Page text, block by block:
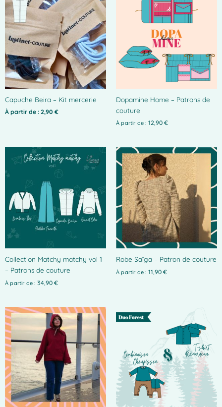
Capuche Beira – Kit mercerie
À partir de : 2,90 €
Dopamine Home – Patrons de
couture
À partir de : 12,90 €
options
peuvent
choisies
sur
la
page
Collection Matchy matchy vol 1
– Patrons de couture
À partir de : 34,90 €
produit
a
plusieurs
variations.
Les
options
peuvent
être
choisies
sur
la
page
Robe Saïga – Patron de couture
À partir de : 11,90 €
Ce
produit
variations.
Les
options
peuvent
être